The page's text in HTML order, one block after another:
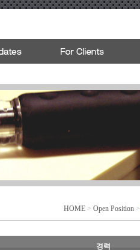
HOME> Open Position>
경력